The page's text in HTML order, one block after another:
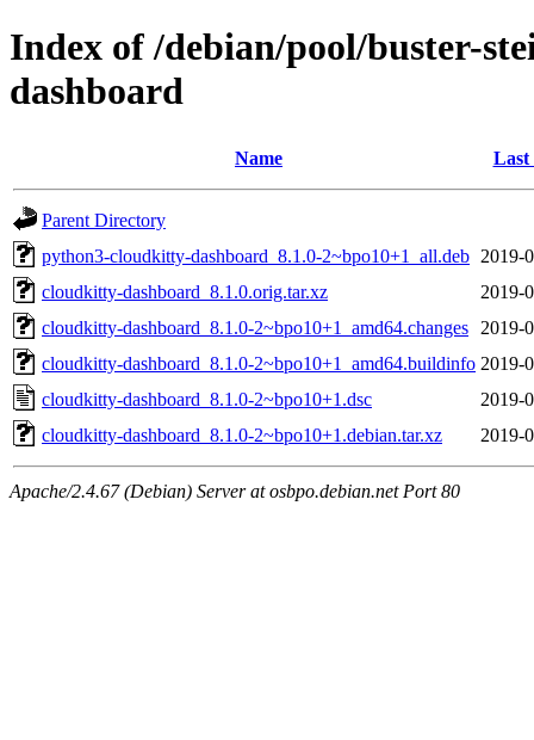
Index of /debian/pool/buster-
dashboard
Name Last
Parent Directory
python3-cloudkitty-dashboard_8.1.0-2~bpo10+1_all.deb 2019-
cloudkitty-dashboard_8.1.0.orig.tar.xz
2019-
cloudkitty-dashboard_8.1.0-2~bpo10+1_amd64.changes
2019-
cloudkitty-dashboard_8.1.0-2~bpo10+1_amd64.buildinfo 2019-
cloudkitty-dashboard_8.1.0-2~bpo10+1.dsc
2019-
cloudkitty-dashboard_8.1.0-2~bpo10+1.debian.tar.xz
2019-
Apache/2.4.67 (Debian) Server at osbpo.debian.net Port 80